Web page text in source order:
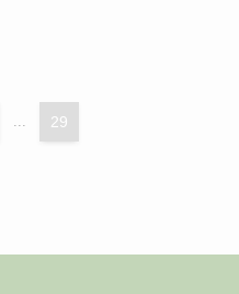
... 29